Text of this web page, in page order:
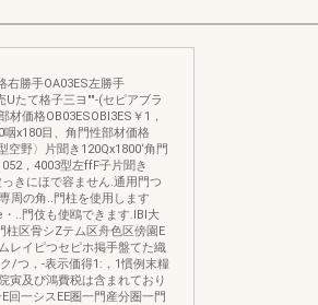
右勝手OA03ES左勝手
Uたて格子三ヨ""-(セピアブラ
材価格OB03ESOBI3ES￥1，
x180目、角門性部材価格
空野〉片聞き120Qx1800‘角門
，4003型左ffF子片聞き
きにほで容ません.通用門つ
周の角..門柱を使用します
..門伎も使鴎できます.lBl大
区骨シZテム区舟色区傍園E
レイピつセピホ掲手盤てた織
/つ，-表示価得1:，1慣例末糧
寅及ぴ鴻費税は含まれており
回一シスEE圏一門産分圏一門